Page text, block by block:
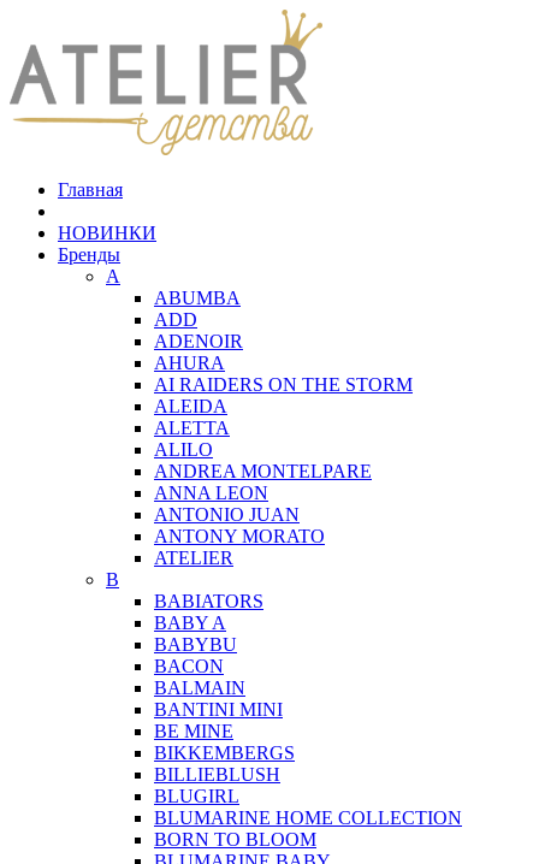
Главная
НОВИНКИ
Бренды
A
ABUMBA
ADD
ADENOIR
AHURA
AI RAIDERS ON THE STORM
ALEIDA
ALETTA
ALILO
ANDREA MONTELPARE
ANNA LEON
ANTONIO JUAN
ANTONY MORATO
ATELIER
B
BABIATORS
BABY A
BABYBU
BACON
BALMAIN
BANTINI MINI
BE MINE
BIKKEMBERGS
BILLIEBLUSH
BLUGIRL
BLUMARINE HOME COLLECTION
BORN TO BLOOM